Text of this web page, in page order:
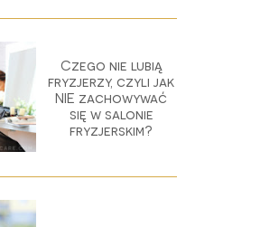
Czego nie lubią
fryzjerzy, czyli jak
NIE zachowywać
się w salonie
fryzjerskim?